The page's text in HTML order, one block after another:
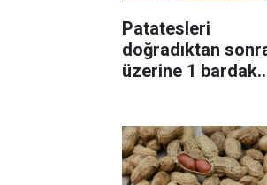
Patatesleri
doğradıktan
üzerine 1 bardak